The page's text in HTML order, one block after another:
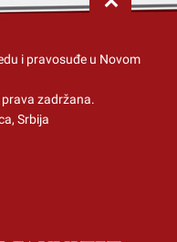
i pravosuđe u Novom
prava zadržana.
Srbija